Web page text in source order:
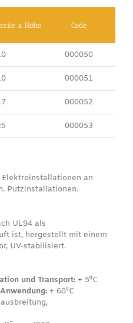
x Höhe Code
000050
000051
000052
000053
an
Putzinstallationen.
UL94 als
ist, hergestellt mit einem
UV-stabilisiert.
und Transport: + 5⁰C
+ 60⁰C